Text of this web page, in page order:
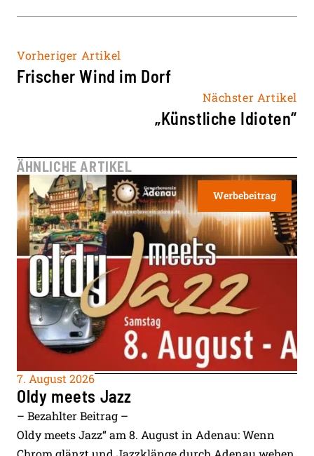
Vorheriger Artikel
Frischer Wind im Dorf
Nächster Artikel
„Künstliche Idioten“
ÄHNLICHE ARTIKEL
Werbebeitrag
7. August 2026
Oldy meets Jazz
– Bezahlter Beitrag –
Oldy meets Jazz“ am 8. August in Adenau: Wenn